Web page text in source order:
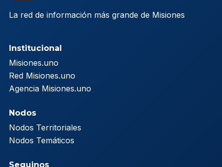
La red de información más grande de Misiones
Institucional
Misiones.uno
Red Misiones.uno
Agencia Misiones.uno
Nodos
Nodos Territoriales
Nodos Temáticos
Seguinos